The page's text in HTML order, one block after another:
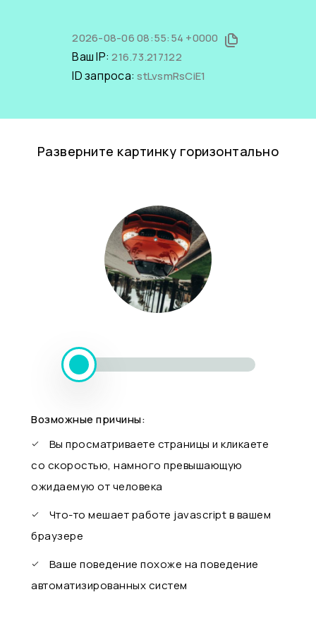
2026-08-06 08:55:54 +0000
Ваш IP:216.73.217.122
ID запроса:stLvsmRsCiE1
Разверните картинку горизонтально
Возможные причины:
Вы просматриваете страницы и кликаете
со скоростью, намного превышающую
ожидаемую от человека
Что-то мешает работе javascript в вашем
браузере
Ваше поведение похоже на поведение
автоматизированных систем